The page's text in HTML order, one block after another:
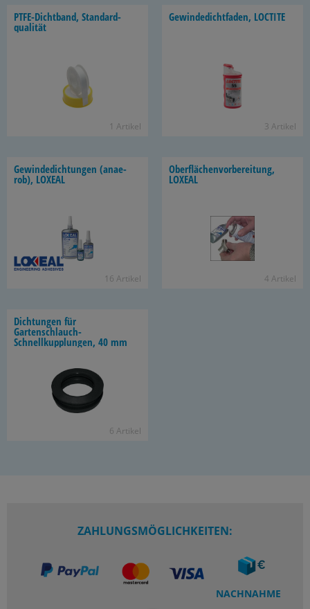
PTFE-​Dichtband, Stan­dard­
qua­li­tät
1 Ar­ti­kel
Ge­win­de­dicht­fa­den, LOC­TI­TE
3 Ar­ti­kel
Ge­win­de­dich­tun­gen (an­ae­
rob), LO­XE­AL
16 Ar­ti­kel
Ober­flä­chen­vor­be­rei­tung,
LO­XE­AL
4 Ar­ti­kel
Dich­tun­gen für
Gartenschlauch-​
Schnellkupplungen, 40 mm
6 Ar­ti­kel
ZAHLUNGSMÖGLICHKEITEN:
NACHNAHME